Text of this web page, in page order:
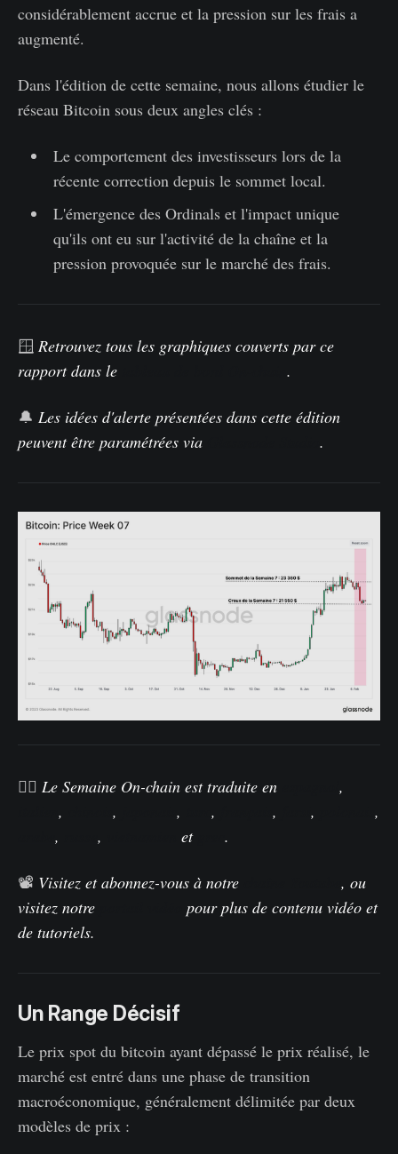
considérablement accrue et la pression sur les frais a
augmenté.
Dans l'édition de cette semaine, nous allons étudier le
réseau Bitcoin sous deux angles clés :
Le comportement des investisseurs lors de la
récente correction depuis le sommet local.
L'émergence des Ordinals et l'impact unique
qu'ils ont eu sur l'activité de la chaîne et la
pression provoquée sur le marché des frais.
🪟 Retrouvez tous les graphiques couverts par ce
rapport dans le
.
🔔 Les idées d'alerte présentées dans cette édition
peuvent être paramétrées via .
🏴‍☠️ Le Semaine On-chain est traduite en
,
, , , , , ,
,
, , et .
📽️ Visitez et abonnez-vous à notre
, ou
visitez notre
pour plus de contenu vidéo et
de tutoriels.
Un Range Décisif
Le prix spot du bitcoin ayant dépassé le prix réalisé, le
marché est entré dans une phase de transition
macroéconomique, généralement délimitée par deux
modèles de prix :